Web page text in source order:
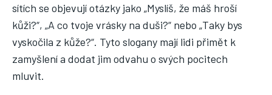
sítích se objevují otázky jako „Myslíš, že máš hroší
kůži?“, „A co tvoje vrásky na duši?“ nebo „Taky bys
vyskočila z kůže?“. Tyto slogany mají lidi přimět k
zamyšlení a dodat jim odvahu o svých pocitech
mluvit.